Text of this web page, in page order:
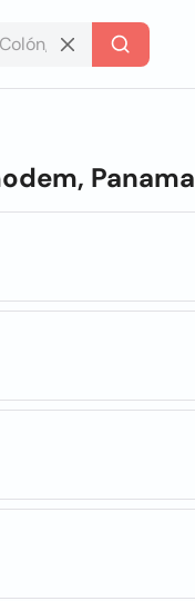
Panama